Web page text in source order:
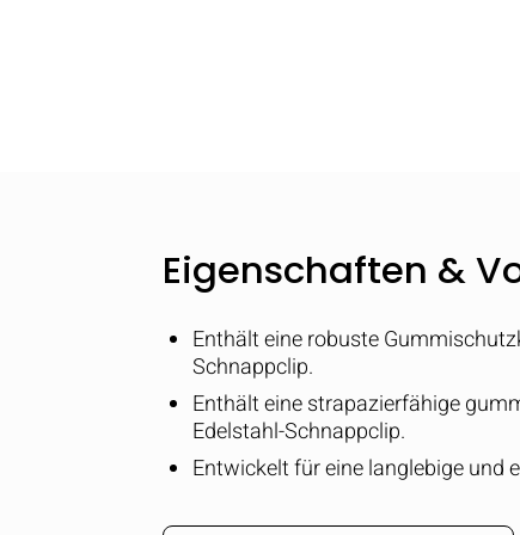
Eigenschaften &
Enthält eine robuste
Schnappclip.
Enthält eine strapazierfähige
Edelstahl-Schnappclip.
Entwickelt für eine langlebige und